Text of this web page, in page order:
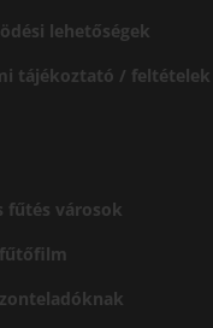
lehetőségek
tájékoztató / feltételek
fűtés városok